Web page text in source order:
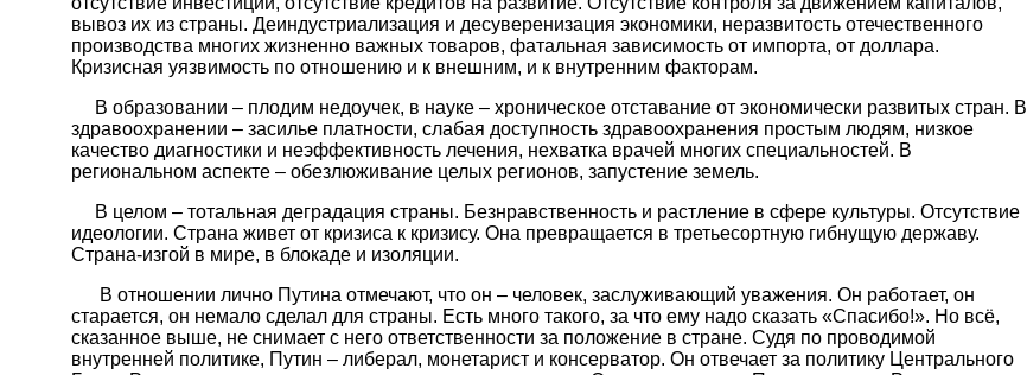
вывоз их из страны. Деиндустриализация и десуверенизация экономики, неразвитость отечественного
производства многих жизненно важных товаров, фатальная зависимость от импорта, от доллара.
Кризисная уязвимость по отношению и к внешним, и к внутренним факторам.
В образовании – плодим недоучек, в науке – хроническое отставание от экономически развитых стран. В
здравоохранении – засилье платности, слабая доступность здравоохранения простым людям, низкое
качество диагностики и неэффективность лечения, нехватка врачей многих специальностей. В
региональном аспекте – обезлюживание целых регионов, запустение земель.
В целом – тотальная деградация страны. Безнравственность и растление в сфере культуры. Отсутствие
идеологии. Страна живет от кризиса к кризису. Она превращается в третьесортную гибнущую державу.
Страна-изгой в мире, в блокаде и изоляции.
В отношении лично Путина отмечают, что он – человек, заслуживающий уважения. Он работает, он
старается, он немало сделал для страны. Есть много такого, за что ему надо сказать «Спасибо!». Но всё,
сказанное выше, не снимает с него ответственности за положение в стране. Судя по проводимой
внутренней политике, Путин – либерал, монетарист и консерватор. Он отвечает за политику Центрального